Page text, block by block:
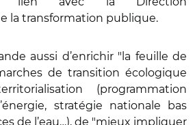
la transformation publique.
aussi d’enrichir "la feuille de
de transition écologique
(programmation
stratégie nationale bas
de l’eau…), de "mieux impliquer